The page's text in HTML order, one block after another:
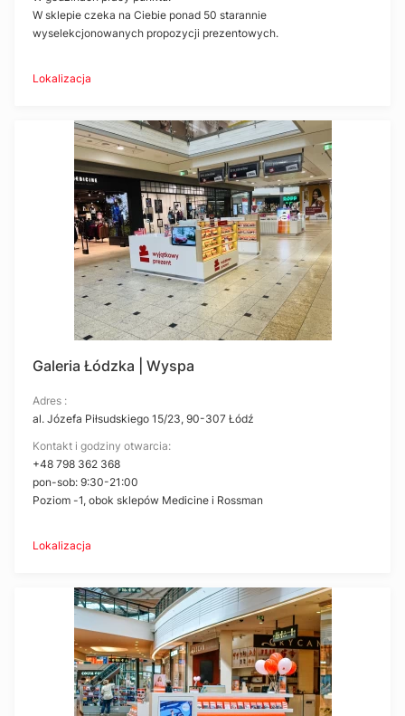
W sklepie czeka na Ciebie ponad 50 starannie
wyselekcjonowanych propozycji prezentowych.
Lokalizacja
Galeria Łódzka | Wyspa
Adres :
al. Józefa Piłsudskiego 15/23, 90-307 Łódź
Kontakt i godziny otwarcia:
+48 798 362 368
pon-sob: 9:30-21:00
Poziom -1, obok sklepów Medicine i Rossman
Lokalizacja